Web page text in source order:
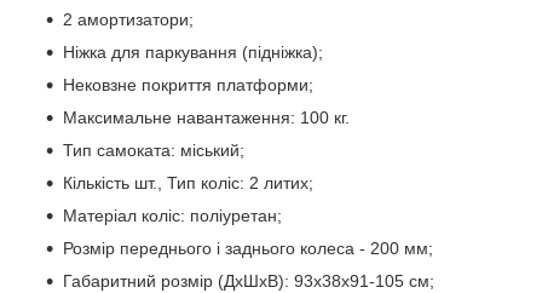
2 амортизатори;
Ніжка для паркування (підніжка);
Нековзне покриття платформи;
Максимальне навантаження: 100 кг.
Тип самоката: міський;
Кількість шт., Тип коліс: 2 литих;
Матеріал коліс: поліуретан;
Розмір переднього і заднього колеса - 200 мм;
Габаритний розмір (ДхШхВ): 93х38х91-105 см;